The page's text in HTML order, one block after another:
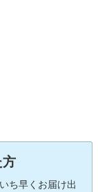
方
ち早くお届け出